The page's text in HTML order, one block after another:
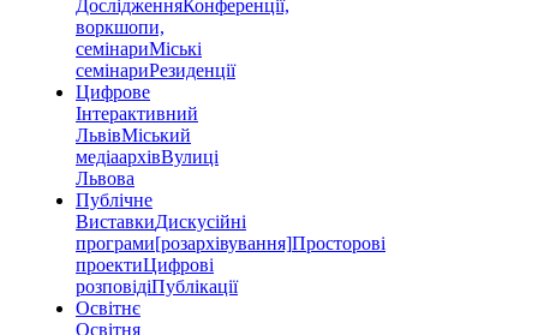
ДослідженняКонференції,
воркшопи,
семінариМіські
семінариРезиденції
Цифрове
Інтерактивний
ЛьвівМіський
медіаархівВулиці
Львова
Публічне
ВиставкиДискусійні
програми[розархівування]Просторові
проектиЦифрові
розповідіПублікації
Освітнє
Освітня